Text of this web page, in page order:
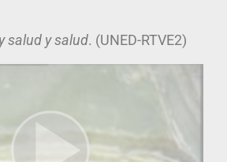
salud y salud. (UNED-RTVE2)